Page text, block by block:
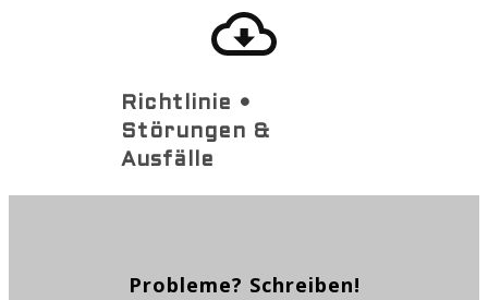
Richtlinie •
Störungen &
Ausfälle
Probleme? Schreiben!